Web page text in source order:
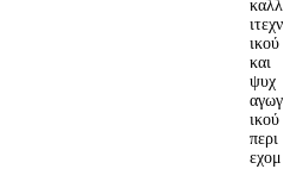
καλλ
ιτεχν
ικού
και
ψυχ
αγωγ
ικού
περι
εχομ